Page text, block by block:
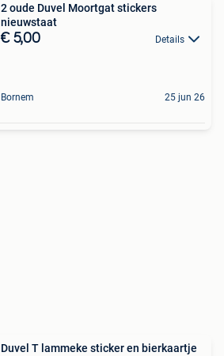
2 oude Duvel Moortgat stickers
nieuwstaat
€ 5,00 Details
Bornem 25 jun 26
Duvel T lammeke sticker en bierkaartje